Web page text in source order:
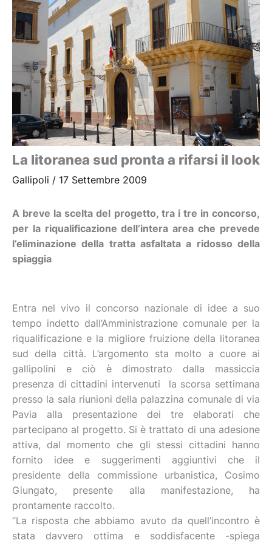
La litoranea sud pronta a rifarsi il look
Gallipoli / 17 Settembre 2009
A breve la scelta del progetto, tra i tre in concorso,
per la riqualificazione dell’intera area che prevede
l’eliminazione della tratta asfaltata a ridosso della
spiaggia
Entra nel vivo il concorso nazionale di idee a suo
tempo indetto dall’Amministrazione comunale per la
riqualificazione e la migliore fruizione della litoranea
sud della città. L’argomento sta molto a cuore ai
gallipolini e ciò è dimostrato dalla massiccia
presenza di cittadini intervenuti la scorsa settimana
presso la sala riunioni della palazzina comunale di via
Pavia alla presentazione dei tre elaborati che
partecipano al progetto. Si è trattato di una adesione
attiva, dal momento che gli stessi cittadini hanno
fornito idee e suggerimenti aggiuntivi che il
presidente della commissione urbanistica, Cosimo
Giungato, presente alla manifestazione, ha
prontamente raccolto.
“La risposta che abbiamo avuto da quell’incontro è
stata davvero ottima e soddisfacente -spiega